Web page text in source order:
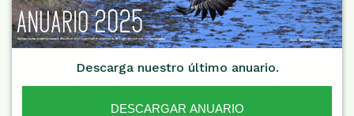
Descarga nuestro último anuario.
DESCARGAR ANUARIO